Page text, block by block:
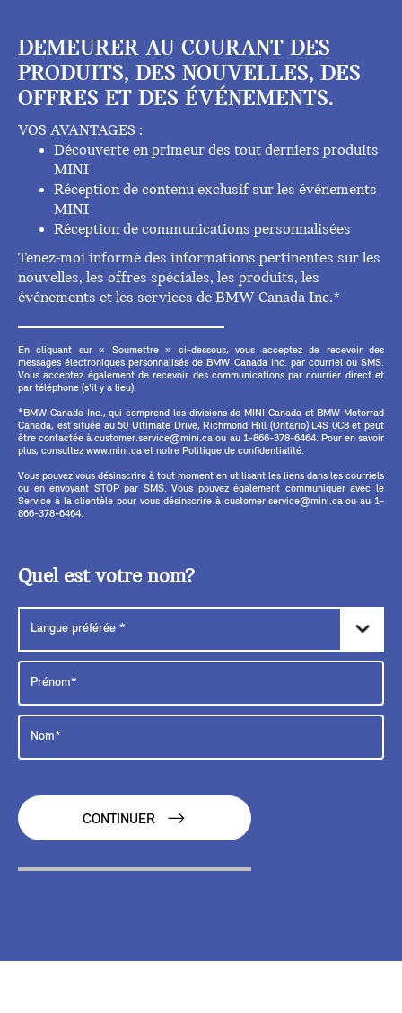
DEMEURER AU COURANT DES
PRODUITS, DES NOUVELLES, DES
OFFRES ET DES ÉVÉNEMENTS.
VOS AVANTAGES :
Découverte en primeur des tout derniers produits
MINI
Réception de contenu exclusif sur les événements
MINI
Réception de communications personnalisées
Tenez-moi informé des informations pertinentes sur les
nouvelles, les offres spéciales, les produits, les
événements et les services de BMW Canada Inc.*
En cliquant sur « Soumettre » ci-dessous, vous acceptez de recevoir des
messages électroniques personnalisés de BMW Canada Inc. par courriel ou SMS.
Vous acceptez également de recevoir des communications par courrier direct et
par téléphone (s'il y a lieu).
*BMW Canada Inc., qui comprend les divisions de MINI Canada et BMW Motorrad
Canada, est située au 50 Ultimate Drive, Richmond Hill (Ontario) L4S 0C8 et peut
être contactée à customer.service@mini.ca ou au 1-866-378-6464. Pour en savoir
plus, consultez www.mini.ca et notre Politique de confidentialité.
Vous pouvez vous désinscrire à tout moment en utilisant les liens dans les courriels
ou en envoyant STOP par SMS. Vous pouvez également communiquer avec le
Service à la clientèle pour vous désinscrire à customer.service@mini.ca ou au 1-
866-378-6464.
Quel est votre nom?
CONTINUER